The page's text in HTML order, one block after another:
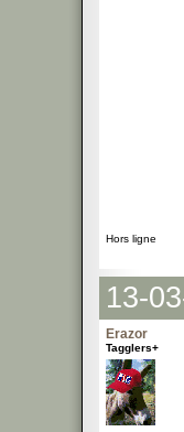
Hors ligne
13-
Erazor
Tagglers+